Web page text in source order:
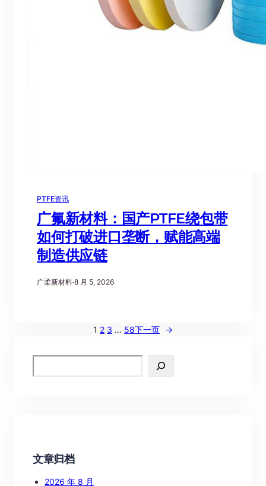
PTFE资讯
广氟新材料：国产PTFE绕包带
如何打破进口垄断，赋能高端
制造供应链
广柔新材料·8 月 5, 2026
1 2 3 … 58下一页 →
e
文章归档
2026 年 8 月